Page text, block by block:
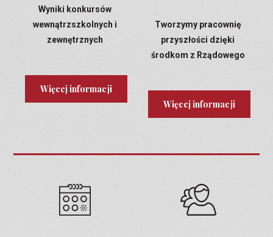
Wyniki konkursów
wewnątrzszkolnych i
zewnętrznych
Więcej informacji
Tworzymy pracownię
przyszłości dzięki
środkom z Rządowego
Więcej informacji